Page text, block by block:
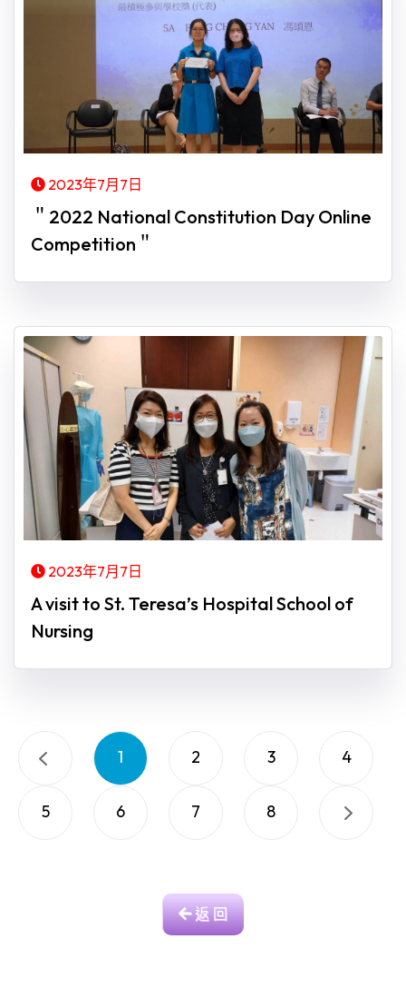
2023年7月7日
＂2022 National Constitution Day Online
Competition＂
2023年7月7日
A visit to St. Teresa’s Hospital School of
Nursing
1 2 3 4
5 6 7 8
返 回